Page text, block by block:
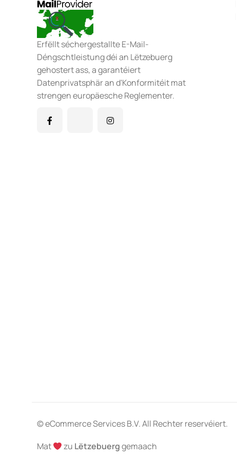
Erfëllt séchergestallte E-Mail-
Déngschtleistung déi an Lëtzebuerg
gehostert ass, a garantéiert
Datenprivatsphär an d'Konformitéit mat
strengen europäesche Reglementer.
© eCommerce Services B.V. All Rechter reservéiert.
Mat
zu Lëtzebuerggemaach